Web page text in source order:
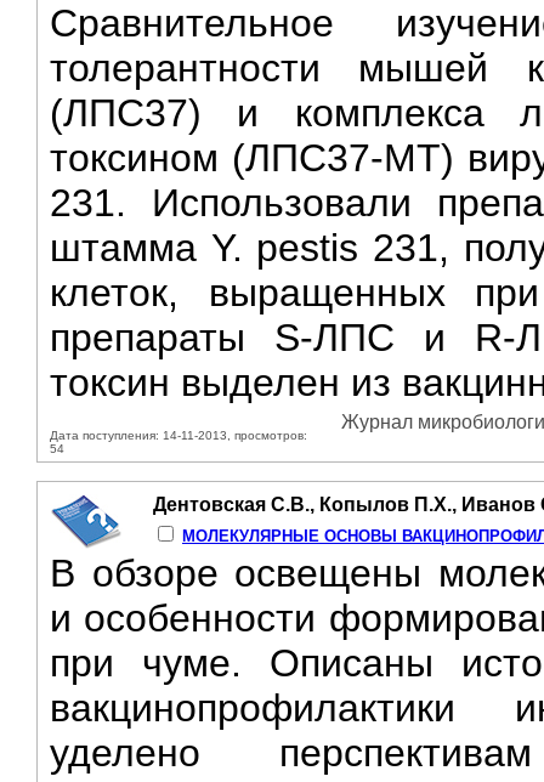
Сравнительное
толерантности мышей
(ЛПС37) и комплекса
токсином (ЛПС37-МТ)
231. Использовали
штамма Y. pestis 231,
клеток, выращенных
препараты S-ЛПС и R-
токсин выделен из
Дата поступления: 14-11-2013, просмотров:
54
Журнал
Дентовская С.В., Копылов П.Х.,
МОЛЕКУЛЯРНЫЕ ОСНОВЫ
В обзоре освещены
и особенности
при чуме. Описаны
уделено